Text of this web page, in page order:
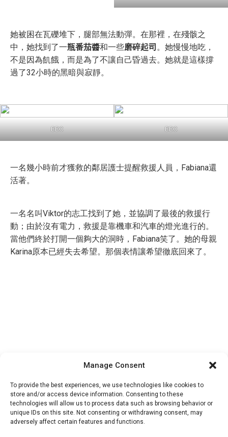
Manage Consent
To provide the best experiences, we use technologies like cookies to
store and/or access device information. Consenting to these
technologies will allow us to process data such as browsing behavior or
unique IDs on this site. Not consenting or withdrawing consent, may
adversely affect certain features and functions.
她被困在瓦礫堆下，腿部無法動彈。在那裡，在殘骸之
中，她找到了一瓶番茄醬和一些磨碎起司 。她慢慢地吃，
不是因為飢餓，而是為了不讓自己昏過去。她就是這樣撐
過了32小時的黑暗與寂靜。
BBC BBC
一名幾小時前才獲救的鄰居護士提醒救援人員，Fabiana還
活著。
一名名叫Viktor的志工找到了她，並協調了最後的救援行
動；由於沒有電力，救援是靠機車和汽車的燈光進行的。
當他們終於打開一個夠大的洞時，Fabiana笑了。她的母親
Karina原本已經失去希望。那個表情讓希望徹底回來了。